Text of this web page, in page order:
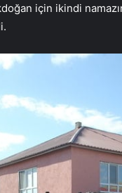
için ikindi